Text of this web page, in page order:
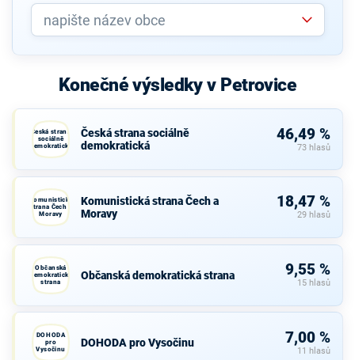
Konečné výsledky v Petrovice
Česká strana
sociálně
demokratická
Česká strana sociálně
demokratická
46,49 %
73 hlasů
Komunistická
strana Čech a
Moravy
Komunistická strana Čech a
Moravy
18,47 %
29 hlasů
Občanská
demokratická
strana
Občanská demokratická strana 9,55 %
15 hlasů
DOHODA
pro
Vysočinu
DOHODA pro Vysočinu 7,00 %
11 hlasů